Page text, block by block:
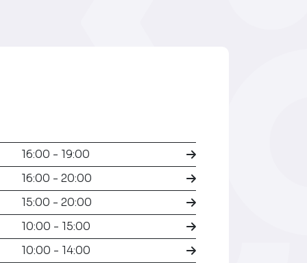
16:00 - 19:00
16:00 - 20:00
15:00 - 20:00
10:00 - 15:00
10:00 - 14:00